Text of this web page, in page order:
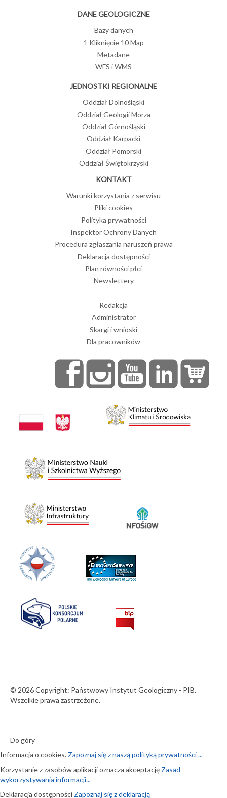
DANE GEOLOGICZNE
Bazy danych
1 Kliknięcie 10 Map
Metadane
WFS i WMS
JEDNOSTKI REGIONALNE
Oddział Dolnośląski
Oddział Geologii Morza
Oddział Górnośląski
Oddział Karpacki
Oddział Pomorski
Oddział Świętokrzyski
KONTAKT
Warunki korzystania z serwisu
Pliki cookies
Polityka prywatności
Inspektor Ochrony Danych
Procedura zgłaszania naruszeń prawa
Deklaracja dostępności
Plan równości płci
Newslettery
Redakcja
Administrator
Skargi i wnioski
Dla pracowników
© 2026 Copyright: Państwowy Instytut Geologiczny - PIB.
Wszelkie prawa zastrzeżone.
Do góry
Informacja o cookies. Zapoznaj się z naszą polityką prywatności ...
Korzystanie z zasobów aplikacji oznacza akceptację Zasad
wykorzystywania informacji...
Deklaracja dostępności Zapoznaj się z deklaracją